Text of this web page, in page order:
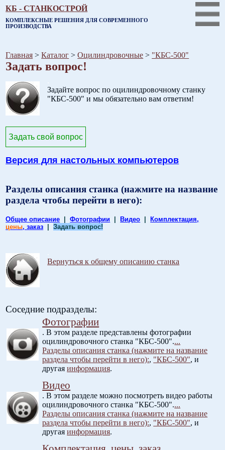
КБ - СТАНКОСТРОЙ
КОМПЛЕКСНЫЕ РЕШЕНИЯ ДЛЯ СОВРЕМЕННОГО
ПРОИЗВОДСТВА
Главная >Каталог >Оцилиндровочные > "КБС-500"
Задать вопрос!
Задайте вопрос по оцилиндровочному станку
"КБС-500" и мы обязательно вам ответим!
Задать свой вопрос
Версия для настольных компьютеров
Разделы описания станка (нажмите на название
раздела чтобы перейти в него):
Общее описание |Фотографии Видео
Комплектация,
цены, заказ |Задать вопрос!
Вернуться к общему описанию станка
Соседние подразделы:
Фотографии
. В этом разделе представлены фотографии
оцилиндровочного станка "КБС-500"....
Разделы описания станка (нажмите на название
раздела чтобы перейти в него):, "КБС-500", и
другаяинформация.
Видео
. В этом разделе можно посмотреть видео работы
оцилиндровочного станка "КБС-500"....
Разделы описания станка (нажмите на название
раздела чтобы перейти в него):, "КБС-500", и
другаяинформация.